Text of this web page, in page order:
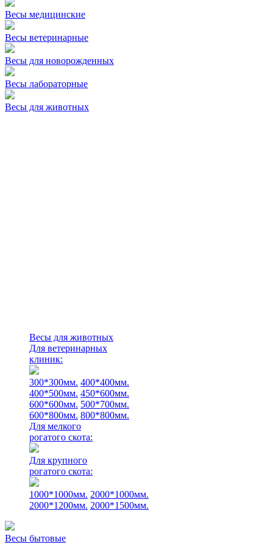
Весы медицинские
Весы ветеринарные
Весы для новорожденных
Весы лабораторные
Весы для животных
Весы для животных
Для ветеринарных
клиник:
300*300мм. 400*400мм.
400*500мм. 450*600мм.
600*600мм. 500*700мм.
600*800мм. 800*800мм.
Для мелкого
рогатого скота:
Для крупного
рогатого скота:
1000*1000мм. 2000*1000мм.
2000*1200мм. 2000*1500мм.
Весы бытовые